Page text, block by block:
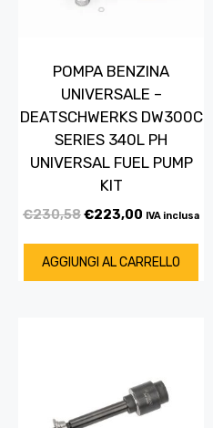
POMPA BENZINA
UNIVERSALE –
DEATSCHWERKS DW300C
SERIES 340L PH
UNIVERSAL FUEL PUMP
KIT
€230,58€223,00 IVA inclusa
AGGIUNGI AL CARRELLO